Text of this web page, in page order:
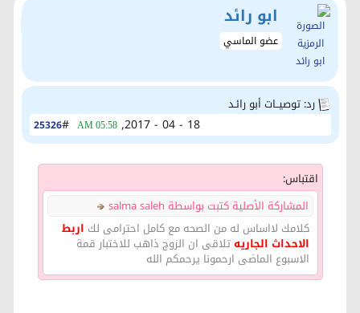
ابو رائد
عضو الماسي
رد: توصيــات أبو رائـد
25326# 18 - 04 - 2017,
05:58 AM
اقتباس:
المشاركة الأصلية كتبت بواسطة salma saleh
كلامك لااساس له من الصحه مع كامل احترامى لك اربط
الاحداث الجاريهتلاقى ان الزوج ذاهب للاختبار قمة
الاسبوع الماضى ارحمونا يرحمكم الله